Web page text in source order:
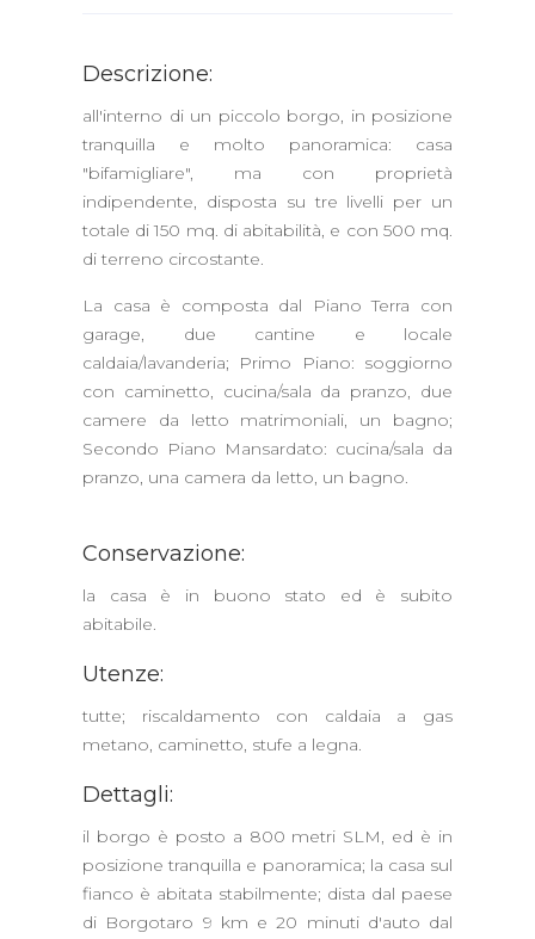
Descrizione:
all'interno di un piccolo borgo, in posizione
tranquilla e molto panoramica: casa
"bifamigliare", ma con proprietà
indipendente, disposta su tre livelli per un
totale di 150 mq. di abitabilità, e con 500 mq.
di terreno circostante.
La casa è composta dal Piano Terra con
garage, due cantine e locale
caldaia/lavanderia; Primo Piano: soggiorno
con caminetto, cucina/sala da pranzo, due
camere da letto matrimoniali, un bagno;
Secondo Piano Mansardato: cucina/sala da
pranzo, una camera da letto, un bagno.
Conservazione:
la casa è in buono stato ed è subito
abitabile.
Utenze:
tutte; riscaldamento con caldaia a gas
metano, caminetto, stufe a legna.
Dettagli:
il borgo è posto a 800 metri SLM, ed è in
posizione tranquilla e panoramica; la casa sul
fianco è abitata stabilmente; dista dal paese
di Borgotaro 9 km e 20 minuti d'auto dal